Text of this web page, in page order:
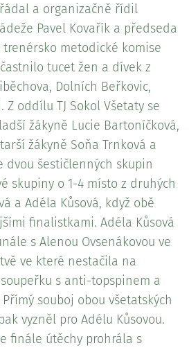
a organizačně řídil
Pavel Kovařík a předseda
metodické komise
tucet žen a dívek z
Dolních Beřkovic,
Z oddílu TJ Sokol Všetaty se
žákyně Lucie Bartoníčková,
žákyně Soňa Trnková a
dvou šestičlenných skupin
skupiny o 1-4 místo z druhých
a Adéla Kůsová, když obě
finalistkami. Adéla Kůsová
s Alenou Ovsenákovou ve
ve které nestačila na
s anti-topspinem a
souboj obou všetatských
vyzněl pro Adélu Kůsovou.
finále útěchy prohrála s